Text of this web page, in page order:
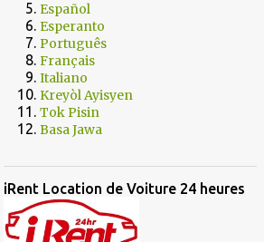
Español
Esperanto
Português
Français
Italiano
Kreyòl Ayisyen
Tok Pisin
Basa Jawa
iRent Location de Voiture 24 heures